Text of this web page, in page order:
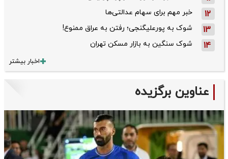
12 خبر مهم برای سهام عدالتی‌ها
13 شوک به پورعلیگنجی؛ رفتن به عراق ممنوع!
14 شوک سنگین به بازار مسکن تهران
اخبار بیشتر
عناوین برگزیده